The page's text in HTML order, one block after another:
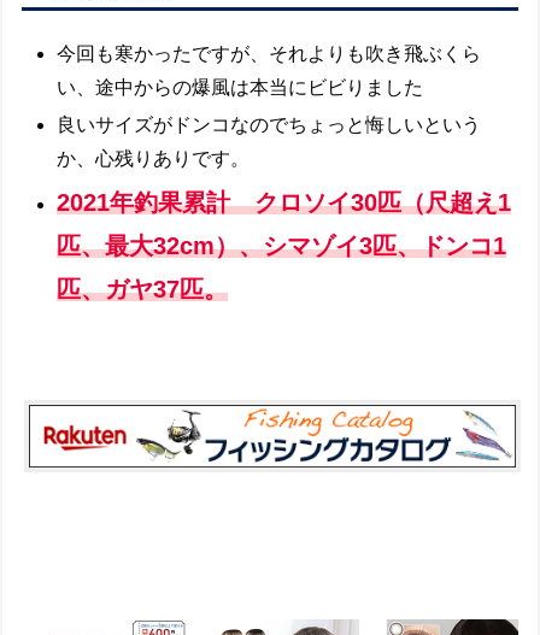
今回も寒かったですが、それよりも吹き飛ぶくら
い、途中からの爆風は本当にビビりました
良いサイズがドンコなのでちょっと悔しいという
か、心残りありです。
2021年釣果累計 クロソイ30匹（尺超え1
匹、最大32cm）、シマゾイ3匹、ドンコ1
匹、ガヤ37匹。